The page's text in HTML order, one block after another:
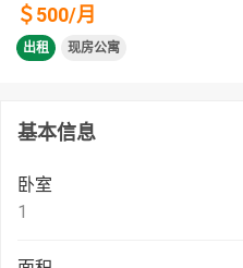
＄500/月
出租 现房公寓
基本信息
卧室
1